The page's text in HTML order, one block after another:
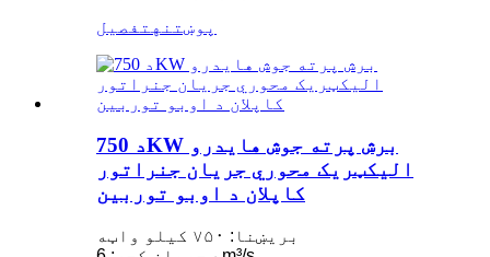
پوښتنه تفصیل
د 750KW برش پرته جوش هایدرو
الیکټریک محوري جریان جنراتور
کاپلان د اوبو توربین
بریښنا: ۷۵۰ کیلو واټه